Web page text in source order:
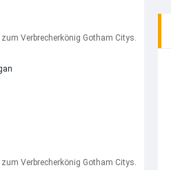
Verbrecherkönig Gotham Citys.
Verbrecherkönig Gotham Citys.